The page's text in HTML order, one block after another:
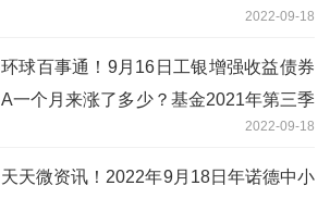
2022-09-18
环球百事通！9月16日工银增强收益债券
A一个月来涨了多少？基金2021年第三季
2022-09-18
天天微资讯！2022年9月18日年诺德中小